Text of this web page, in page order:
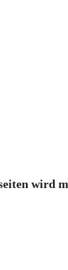
wird